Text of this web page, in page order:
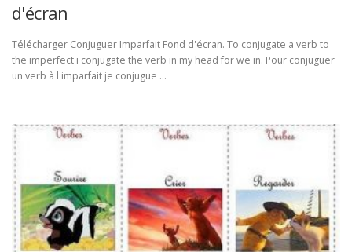
d'écran
Télécharger Conjuguer Imparfait Fond d'écran. To conjugate a verb to
the imperfect i conjugate the verb in my head for we in. Pour conjuguer
un verb à l'imparfait je conjugue …